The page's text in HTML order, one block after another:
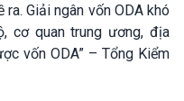
Giải ngân vốn ODA khó
cơ quan trung ương, địa
vốn ODA” – Tổng Kiểm